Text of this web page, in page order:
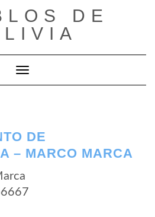
DE
Cambiar modo de navegación
DE
– MARCO MARCA